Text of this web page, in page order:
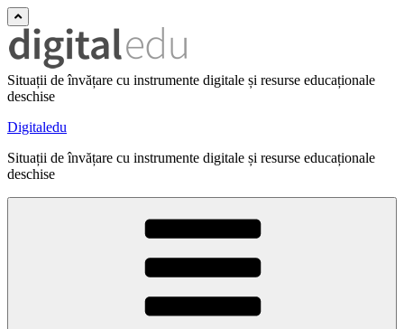
Situații de învățare cu instrumente digitale și resurse educaționale
deschise
Digitaledu
Situații de învățare cu instrumente digitale și resurse educaționale
deschise